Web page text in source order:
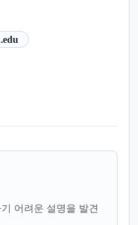
어려운 설명을 발견